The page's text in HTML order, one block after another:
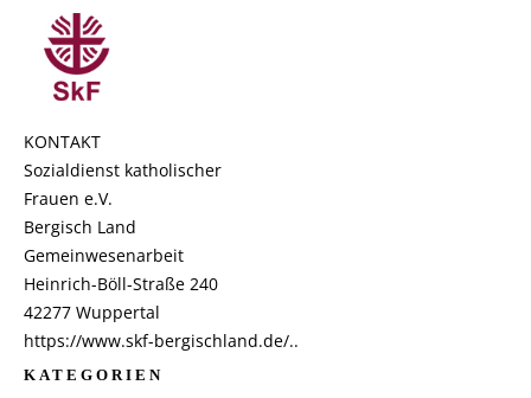
KONTAKT
Sozialdienst katholischer
Frauen e.V.
Bergisch Land
Gemeinwesenarbeit
Heinrich-Böll-Straße 240
42277 Wuppertal
https://www.skf-bergischland.de/..
KATEGORIEN